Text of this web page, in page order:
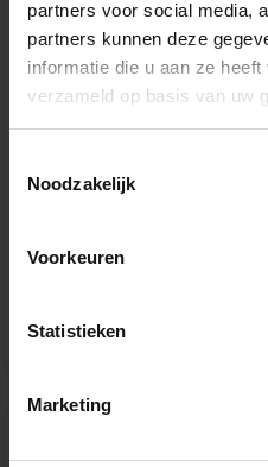
partners voor social media,
partners kunnen deze
informatie die u aan ze
verzameld op basis van uw
Noodzakelijk
Voorkeuren
Statistieken
Marketing